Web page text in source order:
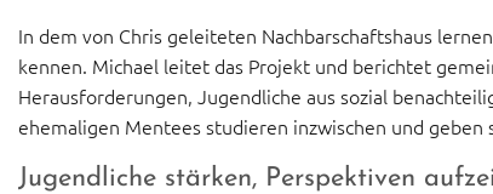
In dem von Chris geleiteten Nachbarschaftshaus
kennen. Michael leitet das Projekt und berichtet
Herausforderungen, Jugendliche aus sozial
ehemaligen Mentees studieren inzwischen und
Jugendliche stärken, Perspektiven